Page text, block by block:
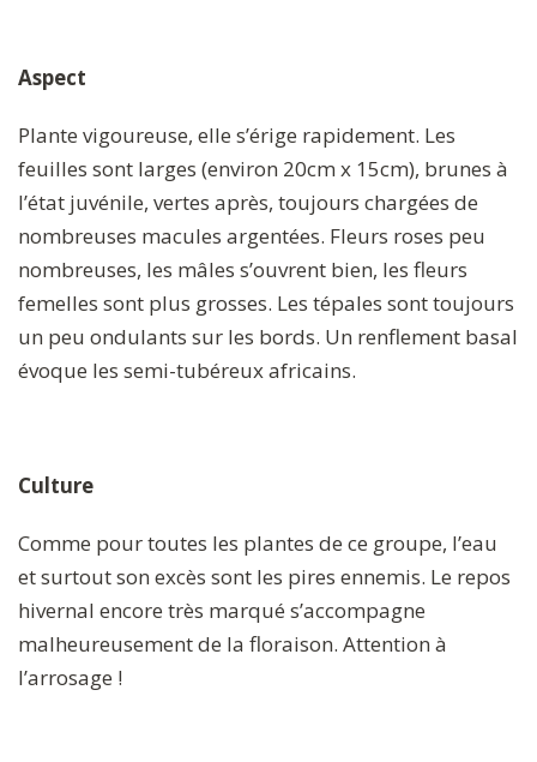
Aspect
Plante vigoureuse, elle s’érige rapidement. Les
feuilles sont larges (environ 20cm x 15cm), brunes à
l’état juvénile, vertes après, toujours chargées de
nombreuses macules argentées. Fleurs roses peu
nombreuses, les mâles s’ouvrent bien, les fleurs
femelles sont plus grosses. Les tépales sont toujours
un peu ondulants sur les bords. Un renflement basal
évoque les semi-tubéreux africains.
Culture
Comme pour toutes les plantes de ce groupe, l’eau
et surtout son excès sont les pires ennemis. Le repos
hivernal encore très marqué s’accompagne
malheureusement de la floraison. Attention à
l’arrosage !